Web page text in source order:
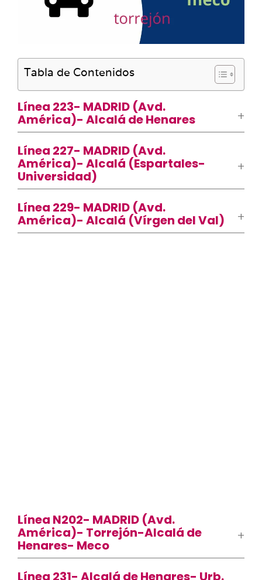
Tabla de Contenidos
Línea 223- MADRID (Avd.
América)- Alcalá de Henares
Línea 227- MADRID (Avd.
América)- Alcalá (Espartales-
Universidad)
Línea 229- MADRID (Avd.
América)- Alcalá (Vírgen del Val)
Línea N202- MADRID (Avd.
América)- Torrejón-Alcalá de
Henares- Meco
Línea 231- Alcalá de Henares- Urb.